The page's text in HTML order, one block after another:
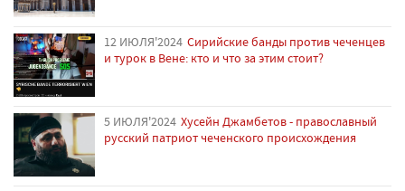
12 ИЮЛЯ'2024 Сирийские банды против чеченцев
и турок в Вене: кто и что за этим стоит?
5 ИЮЛЯ'2024 Хусейн Джамбетов - православный
русский патриот чеченского происхождения